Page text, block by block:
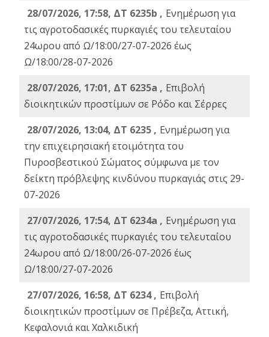
28/07/2026, 17:58, ΔΤ 6235b , Ενημέρωση για
τις αγροτοδασικές πυρκαγιές του τελευταίου
24ωρου από Ω/18:00/27-07-2026 έως
Ω/18:00/28-07-2026
28/07/2026, 17:01, ΔΤ 6235a , Eπιβολή
διοικητικών προστίμων σε Ρόδο και Σέρρες
28/07/2026, 13:04, ΔΤ 6235 , Ενημέρωση για
την επιχειρησιακή ετοιμότητα του
Πυροσβεστικού Σώματος σύμφωνα με τον
δείκτη πρόβλεψης κινδύνου πυρκαγιάς στις 29-
07-2026
27/07/2026, 17:54, ΔΤ 6234a , Ενημέρωση για
τις αγροτοδασικές πυρκαγιές του τελευταίου
24ωρου από Ω/18:00/26-07-2026 έως
Ω/18:00/27-07-2026
27/07/2026, 16:58, ΔΤ 6234 , Eπιβολή
διοικητικών προστίμων σε Πρέβεζα, Αττική,
Κεφαλονιά και Χαλκιδική